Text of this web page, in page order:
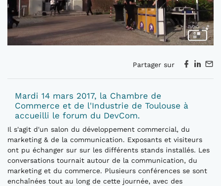
Partager sur
Mardi 14 mars 2017, la Chambre de
Commerce et de l'Industrie de Toulouse à
accueilli le forum du DevCom.
Il s'agit d'un salon du développement commercial, du
marketing & de la communication. Exposants et visiteurs
ont pu échanger sur sur les différents stands installés. Les
conversations tournait autour de la communication, du
marketing et du commerce. Plusieurs conférences se sont
enchaînées tout au long de cette journée, avec des